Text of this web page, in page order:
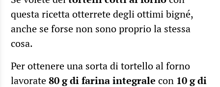
questa ricetta otterrete degli ottimi bigné,
anche se forse non sono proprio la stessa
cosa.
Per ottenere una sorta di tortello al forno
lavorate80 g di farina integrale con 10 g di